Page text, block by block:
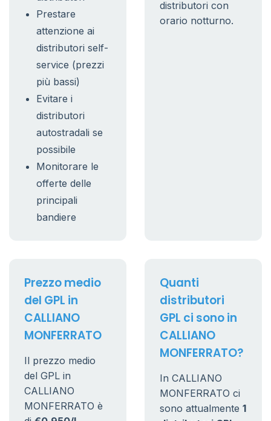
Prestare
attenzione ai
distributori self-
service (prezzi
più bassi)
Evitare i
distributori
autostradali se
possibile
Monitorare le
offerte delle
principali
bandiere
distributori con
orario notturno.
Prezzo medio
del GPL in
CALLIANO
MONFERRATO
Il prezzo medio
del GPL in
CALLIANO
MONFERRATO è
Quanti
distributori
GPL ci sono in
CALLIANO
MONFERRATO?
In CALLIANO
MONFERRATO ci
sono attualmente 1